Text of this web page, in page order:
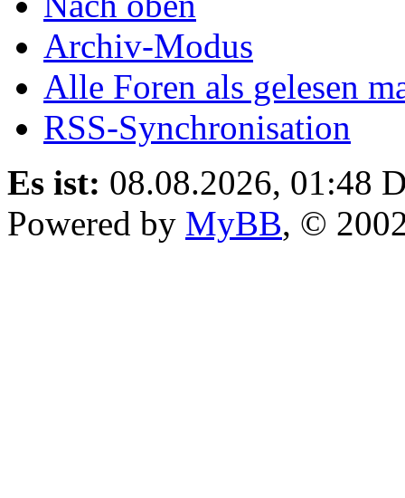
Archiv-Modus
Alle Foren als gelesen
RSS-Synchronisation
Es ist: 08.08.2026, 01:48
Powered by MyBB, ©